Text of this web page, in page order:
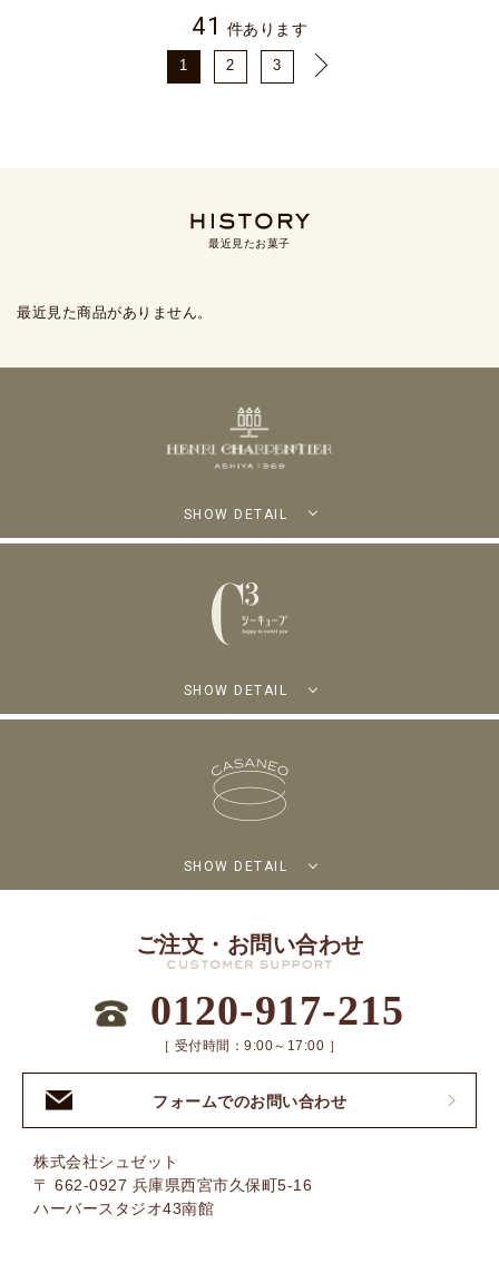
41 件あります
1 2 3
最近見たお菓子
最近見た商品がありません。
SHOW DETAIL
SHOW DETAIL
SHOW DETAIL
ご注文・お問い合わせ
0120-917-215
［ 受付時間：9:00～17:00 ］
フォームでのお問い合わせ
株式会社シュゼット
〒 662-0927 兵庫県西宮市久保町5-16
ハーバースタジオ43南館